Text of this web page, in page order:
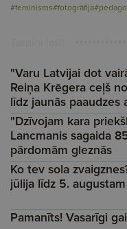
#feminisms#fotogrāfija
"Varu Latvijai dot
Reiņa Krēgera ceļš
līdz jaunās paaudzes
"Dzīvojam kara
Lancmanis sagaida
pārdomām gleznās
Ko tev sola
jūlija līdz 5. augustam
Pamanīts! Vasarīgi